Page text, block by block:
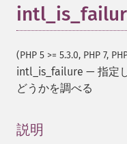
(PHP 5 >= 5.3.0, PHP 7,
intl_is_failure — 指定
どうかを調べる
説明